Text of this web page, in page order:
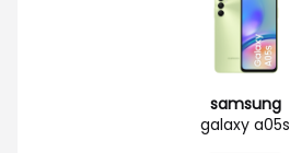
samsung
galaxy a05s